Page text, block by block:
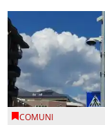
COMUNI